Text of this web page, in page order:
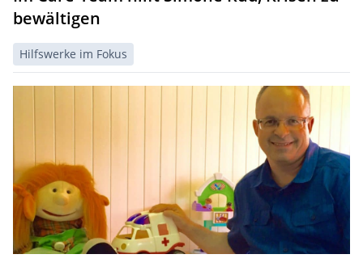
bewältigen
Hilfswerke im Fokus